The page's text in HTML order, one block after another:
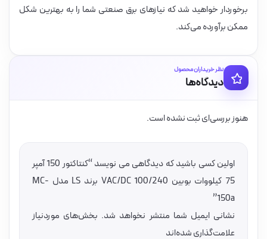
برخوردار خواهید شد که نیازهای برق صنعتی شما را به بهترین شکل
ممکن برآورده می‌کند.
نظر خریداران محصول
دیدگاه‌ها
هنوز بررسی‌ای ثبت نشده است.
اولین کسی باشید که دیدگاهی می نویسد “کنتاکتور 150 آمپر
75 کیلووات بوبین VAC/DC 100/240 برند LS مدل MC-
150a”
نشانی ایمیل شما منتشر نخواهد شد. بخش‌های موردنیاز
علامت‌گذاری شده‌اند